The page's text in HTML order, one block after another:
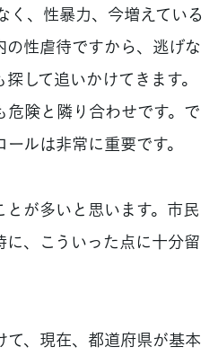
く、性暴力、今増えている
性虐待ですから、逃げな
して追いかけてきます。
険と隣り合わせです。で
ルは非常に重要です。
が多いと思います。市民
、こういった点に十分留
、現在、都道府県が基本